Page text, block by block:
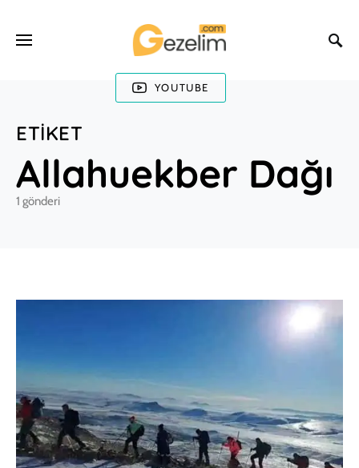
YOUTUBE
ETIKET
Allahuekber Dağı
1 gönderi